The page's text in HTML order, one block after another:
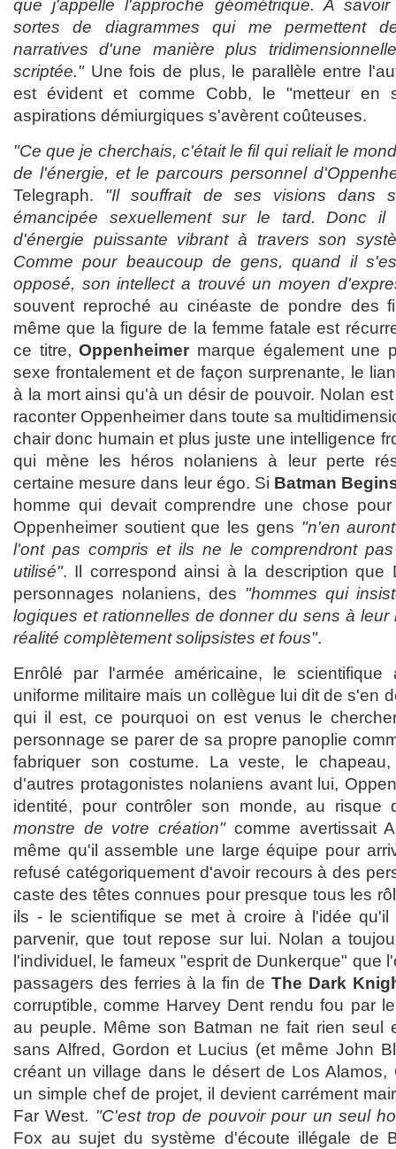
que j'appelle l'approche géométrique. A
sortes de diagrammes qui me permettent
narratives d'une manière plus
scriptée."Une fois de plus, le parallèle entre
est évident et comme Cobb, le "metteur en
aspirations démiurgiques s'avèrent coûteuses.
"Ce que je cherchais, c'était le fil qui reliait le
de l'énergie, et le parcours personnel
Telegraph. "Il souffrait de ses visions dans
émancipée sexuellement sur le tard. Donc il
d'énergie puissante vibrant à travers son
Comme pour beaucoup de gens, quand il
opposé, son intellect a trouvé un moyen
souvent reproché au cinéaste de pondre des
même que la figure de la femme fatale est
ce titre,Oppenheimer marque également une
sexe frontalement et de façon surprenante, le
à la mort ainsi qu'à un désir de pouvoir. Nolan
raconter Oppenheimer dans toute sa
chair donc humain et plus juste une intelligence
qui mène les héros nolaniens à leur perte
certaine mesure dans leur égo. Si Batman
homme qui devait comprendre une chose
Oppenheimer soutient que les gens "n'en
l'ont pas compris et ils ne le comprendront
utilisé". Il correspond ainsi à la description que
personnages nolaniens, des "hommes qui
logiques et rationnelles de donner du sens à
réalité complètement solipsistes et fous".
Enrôlé par l'armée américaine, le
uniforme militaire mais un collègue lui dit de s'en
qui il est, ce pourquoi on est venus le
personnage se parer de sa propre panoplie
fabriquer son costume. La veste, le
d'autres protagonistes nolaniens avant lui,
identité, pour contrôler son monde, au
monstre de votre création"comme avertissait
même qu'il assemble une large équipe pour
refusé catégoriquement d'avoir recours à des
caste des têtes connues pour presque tous les
ils - le scientifique se met à croire à l'idée
parvenir, que tout repose sur lui. Nolan a
l'individuel, le fameux "esprit de Dunkerque" que
passagers des ferries à la fin de The Dark
corruptible, comme Harvey Dent rendu fou par
au peuple. Même son Batman ne fait rien seul
sans Alfred, Gordon et Lucius (et même John
créant un village dans le désert de Los Alamos,
un simple chef de projet, il devient carrément
Far West. "C'est trop de pouvoir pour un seul
Fox au sujet du système d'écoute illégale de